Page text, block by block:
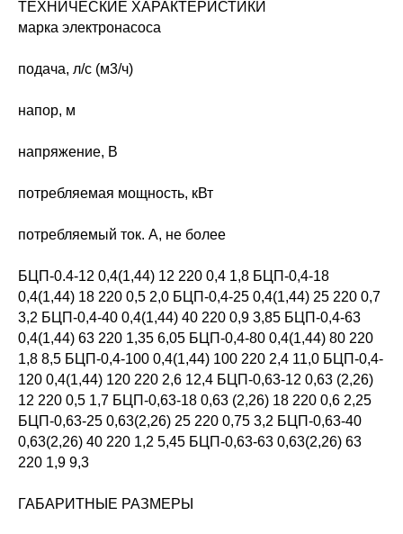
ТЕХНИЧЕСКИЕ ХАРАКТЕРИСТИКИ
марка электронасоса
подача, л/с (м3/ч)
напор, м
напряжение, В
потребляемая мощность, кВт
потребляемый ток. А, не более
БЦП-0.4-12 0,4(1,44) 12 220 0,4 1,8 БЦП-0,4-18
0,4(1,44) 18 220 0,5 2,0 БЦП-0,4-25 0,4(1,44) 25 220 0,7
3,2 БЦП-0,4-40 0,4(1,44) 40 220 0,9 3,85 БЦП-0,4-63
0,4(1,44) 63 220 1,35 6,05 БЦП-0,4-80 0,4(1,44) 80 220
1,8 8,5 БЦП-0,4-100 0,4(1,44) 100 220 2,4 11,0 БЦП-0,4-
120 0,4(1,44) 120 220 2,6 12,4 БЦП-0,63-12 0,63 (2,26)
12 220 0,5 1,7 БЦП-0,63-18 0,63 (2,26) 18 220 0,6 2,25
БЦП-0,63-25 0,63(2,26) 25 220 0,75 3,2 БЦП-0,63-40
0,63(2,26) 40 220 1,2 5,45 БЦП-0,63-63 0,63(2,26) 63
220 1,9 9,3
ГАБАРИТНЫЕ РАЗМЕРЫ